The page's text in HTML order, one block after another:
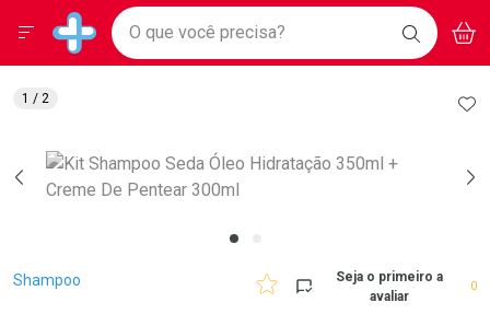
Drogarias Pacheco
Baixe nosso APP e aproveite Ofertas Exclusivas!
BAIXE
O APP
Ir direto para a home
pela página
Ir direto para o conteúdo
Ir direto para a busca
Ir direto para a conta
Ir direto para a notificações
Ir direto para o carrinho
Ir direto para o menu
Faça a sua busca
O que você precisa? BUSCAR
Menu
Breadcrumb
Shampoo
Seja o primeiro a
avaliar
0
1 / 2